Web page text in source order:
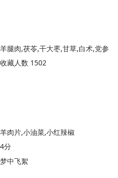
羊腿肉,茯苓,干大枣,甘草,白术,党参
收藏人数 1502
羊肉片,小油菜,小红辣椒
4分
梦中飞絮